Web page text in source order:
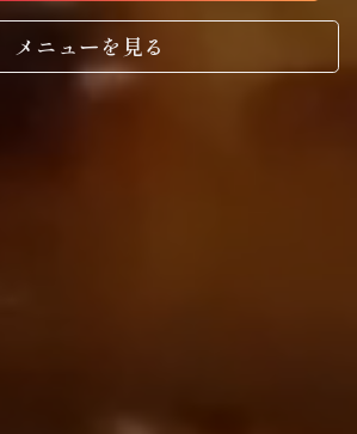
メニューを見る